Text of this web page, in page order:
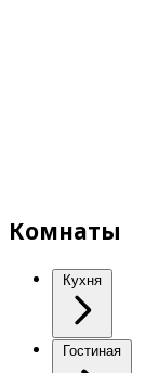
Комнаты
Кухня
Гостиная